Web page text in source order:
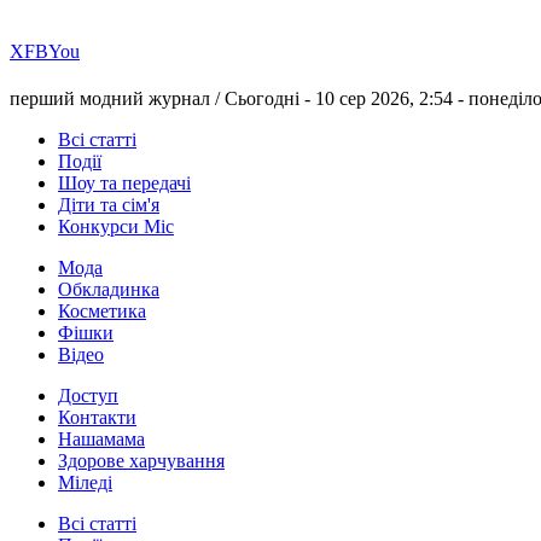
ХFBYou
перший модний журнал /Сьогодні - 10 сер 2026, 2:54 -
Всі статті
Події
Шоу та передачі
Діти та сім'я
Конкурси Міс
Мода
Обкладинка
Косметика
Фішки
Відео
Доступ
Контакти
Нашамама
Здорове харчування
Міледі
Всі статті